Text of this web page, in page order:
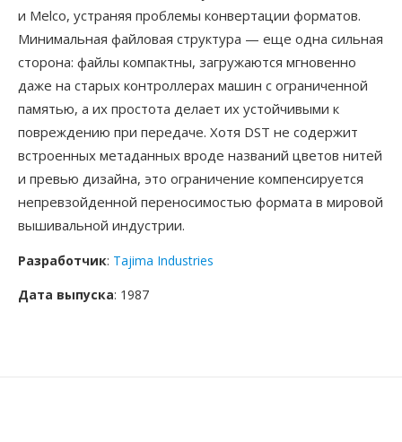
и Melco, устраняя проблемы конвертации форматов.
Минимальная файловая структура — еще одна сильная
сторона: файлы компактны, загружаются мгновенно
даже на старых контроллерах машин с ограниченной
памятью, а их простота делает их устойчивыми к
повреждению при передаче. Хотя DST не содержит
встроенных метаданных вроде названий цветов нитей
и превью дизайна, это ограничение компенсируется
непревзойденной переносимостью формата в мировой
вышивальной индустрии.
Разработчик: Tajima Industries
Дата выпуска: 1987